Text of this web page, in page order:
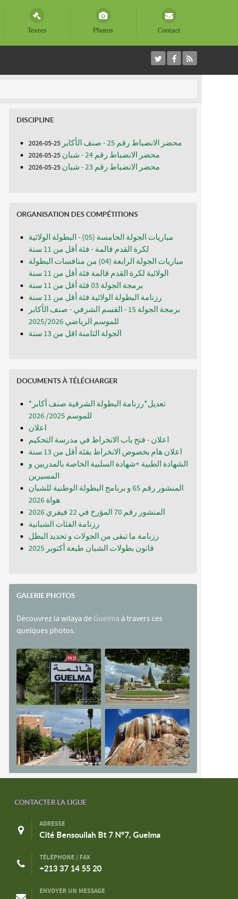
Textes Photos Contact
DISCIPLINE
محضر الانضباط رقم 25 - صنف الأكابر 25-05-2026
محضر الانضباط رقم 24 - شبان 25-05-2026
محضر الانضباط رقم 23 - شبان 25-05-2026
ORGANISATION DES COMPÉTITIONS
مباريات الجولة الخامسة (05) - البطولة الولائية
لكرة القدم قالمة - فئة أقل من 11 سنة
مباريات الجولة الرابعة (04) من منافسات البطولة
الولائية لكرة القدم قالمة فئة أقل من 11 سنة
برمجة الجولة 03 فئة أقل من 11 سنة
رزنامة البطولة الولائية فئة أقل من 11 سنة
برمجة الجولة 15 - القسم الشرفي - صنف الأكابر
للموسم الرياضي 2025/2026
الجولة الثامنة اقل من 13 سنة
DOCUMENTS À TÉLÉCHARGER
*تعديل*رزنامة البطولة الشرفية صنف أكابر
للموسم 2025/ 2026
اعلان
اعلان - فتح باب الانخراط في مدرسة التحكيم
اعلان هام بخصوص الانخراط بفئة أقل من 13 سنة
الشهادة الطبية +شهادة السلبية الخاصة بالمدربين و
المسيرين
المنشور رقم 65 و برنامج البطولة الوطنية للشبان
المنشور رقم 70 المؤرخ في 22 فيفري 2026
رزنامة الفئات الشبانية
رزنامة ما تبقى من الجولات و تحديد البطل
قانون بطولات الشبان طبعة أكتوبر 2025
GALERIE PHOTOS
Découvrez la wilaya de Guelma à travers ces
quelques photos.
CONTACTER LA LIGUE
ADRESSE
Cité Bensouilah Bt 7 N°7, Guelma
TÉLÉPHONE / FAX
+213 37 14 55 20
ENVOYER UN MESSAGE